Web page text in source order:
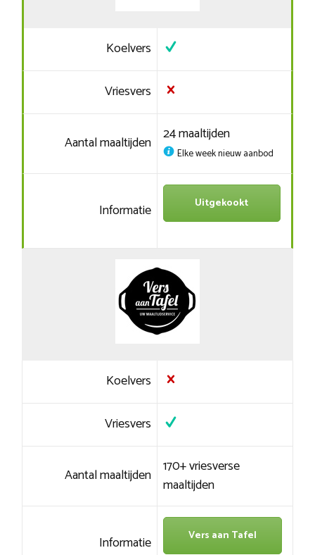
Koelvers
Vriesvers
Aantal maaltijden 24 maaltijden
Elke week nieuw aanbod
Informatie Uitgekookt
Koelvers
Vriesvers
Aantal maaltijden 170+ vriesverse
maaltijden
Informatie Vers aan Tafel